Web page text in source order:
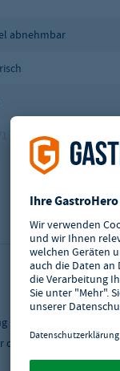
abnehmbar
348 x 284
innerhalb Deutschlands.
ohne Anschlusskabel